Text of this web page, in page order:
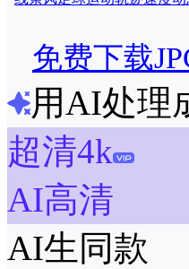
免费下载
用AI处理
超清4k
AI高清
AI生同款